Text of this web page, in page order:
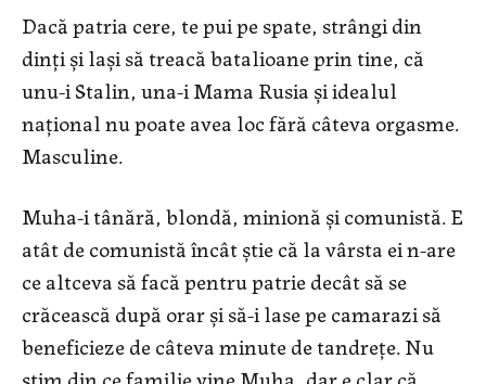
Dacă patria cere, te pui pe spate, strângi din
dinți și lași să treacă batalioane prin tine, că
unu-i Stalin, una-i Mama Rusia și idealul
național nu poate avea loc fără câteva orgasme.
Masculine.
Muha-i tânără, blondă, minionă și comunistă. E
atât de comunistă încât știe că la vârsta ei n-are
ce altceva să facă pentru patrie decât să se
crăcească după orar și să-i lase pe camarazi să
beneficieze de câteva minute de tandrețe. Nu
știm din ce familie vine Muha, dar e clar că